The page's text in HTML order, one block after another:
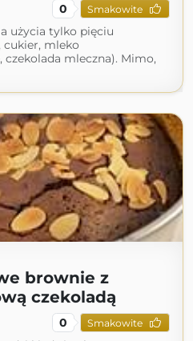
0 Smakowite
użycia tylko pięciu
cukier, mleko
czekolada mleczna). Mimo,
brownie z
czekoladą
0 Smakowite